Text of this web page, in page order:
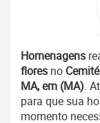
Homenagens
flores no
MA, em (MA).
para que sua
momento